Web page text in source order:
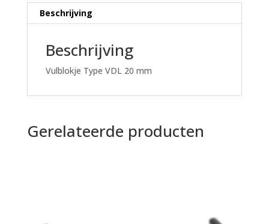
Beschrijving
Beschrijving
Vulblokje Type VDL 20 mm
Gerelateerde producten